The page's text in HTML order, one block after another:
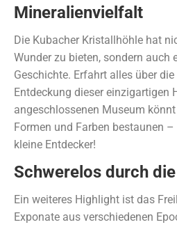
Mineralienvielfalt
Die Kubacher Kristallhöhle hat
Wunder zu bieten, sondern auch
Geschichte. Erfahrt alles über
Entdeckung dieser einzigartigen
angeschlossenen Museum
Formen und Farben bestaunen
kleine Entdecker!
Schwerelos durch
Ein weiteres Highlight ist das
Exponate aus verschiedenen